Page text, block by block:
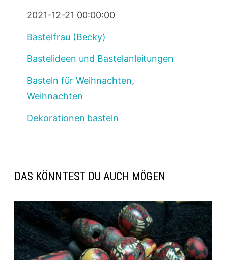
2021-12-21 00:00:00
Bastelfrau (Becky)
Bastelideen und Bastelanleitungen
Basteln für Weihnachten,
Weihnachten
Dekorationen basteln
DAS KÖNNTEST DU AUCH MÖGEN